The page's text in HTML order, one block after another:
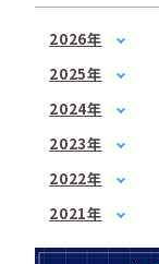
2026年
2月(1)
3月(1)
4月(1)
6月(2)
7月(3)
2025年
3月(2)
5月(1)
7月(2)
9月(1)
10月(1)
2024年
2月(1)
3月(1)
4月(3)
2023年
2月(1)
3月(2)
4月(2)
2022年
2月(3)
3月(2)
2021年